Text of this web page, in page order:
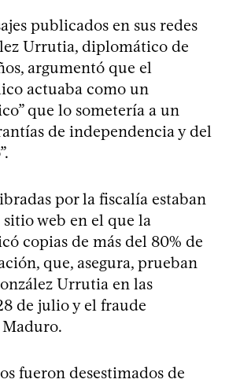
publicados en sus redes
Urrutia, diplomático de
argumentó que el
actuaba como un
que lo sometería a un
de independencia y del
por la fiscalía estaban
sitio web en el que la
copias de más del 80% de
que, asegura, prueban
Urrutia en las
de julio y el fraude
fueron desestimados de